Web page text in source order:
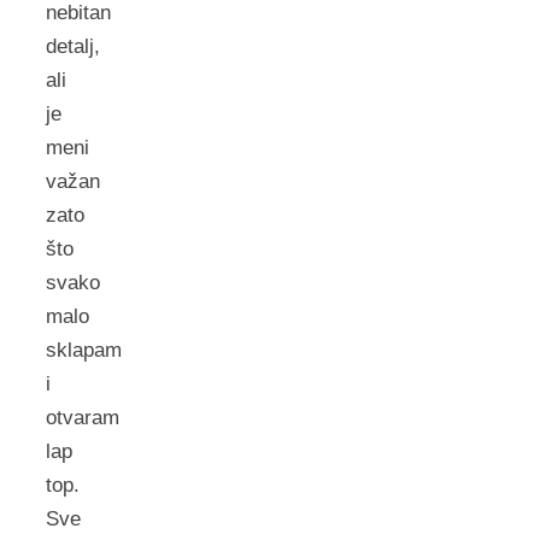
nebitan
detalj,
ali
je
meni
važan
zato
što
svako
malo
sklapam
i
otvaram
lap
top.
Sve